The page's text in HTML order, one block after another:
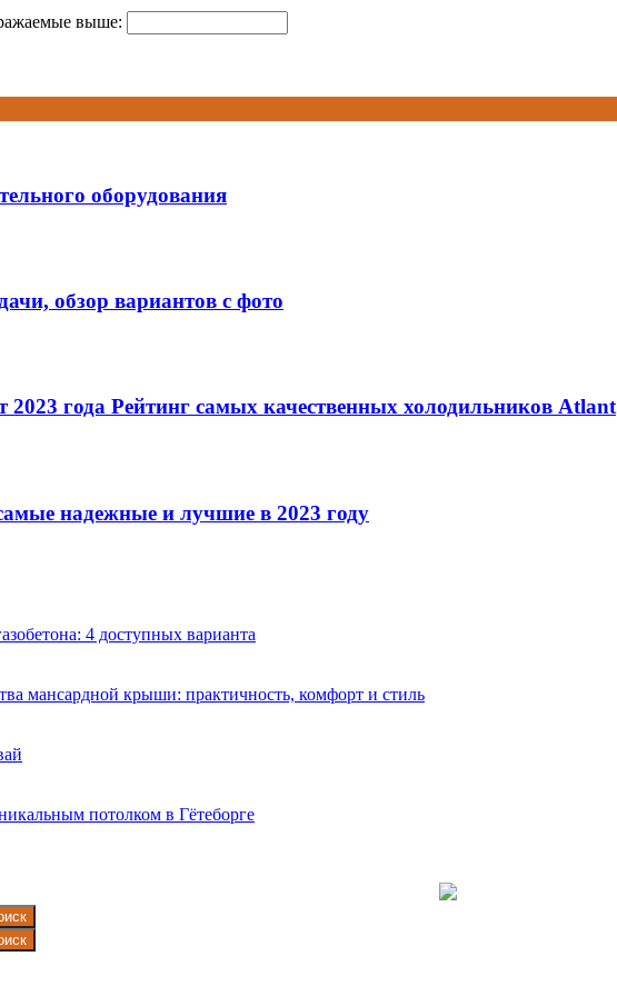
выше:
оборудования
обзор вариантов с фото
года Рейтинг самых качественных холодильников Atlant
надежные и лучшие в 2023 году
4 доступных варианта
мансардной крыши: практичность, комфорт и стиль
потолком в Гётеборге